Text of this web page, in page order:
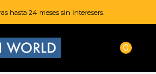
hasta 24 meses sin interesers.
0